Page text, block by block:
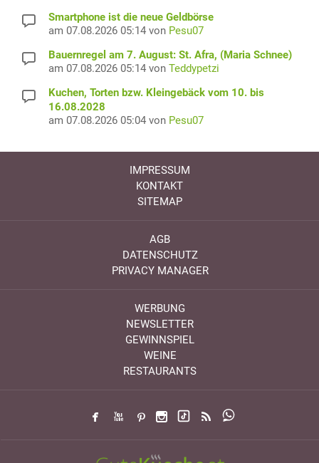
Smartphone ist die neue Geldbörse
am 07.08.2026 05:14 von Pesu07
Bauernregel am 7. August: St. Afra, (Maria Schnee)
am 07.08.2026 05:14 von Teddypetzi
Kuchen, Torten bzw. Kleingebäck vom 10. bis
16.08.2028
am 07.08.2026 05:04 von Pesu07
IMPRESSUM
KONTAKT
SITEMAP
AGB
DATENSCHUTZ
PRIVACY MANAGER
WERBUNG
NEWSLETTER
GEWINNSPIEL
WEINE
RESTAURANTS